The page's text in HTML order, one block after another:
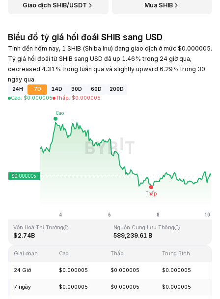
Giao dịch SHIB/USDT Mua SHIB
Biểu đồ tỷ giá hối đoái SHIB sang USD
Tính đến hôm nay, 1 SHIB (Shiba Inu) đang giao dịch ở mức $0.000005.
Tỷ giá hối đoái từ SHIB sang USD đã up 1.46% trong 24 giờ qua,
decreased 4.31% trong tuần qua và slightly upward 6.29% trong 30
ngày qua.
24H 7D 14D 30D 60D
200D
Cao: $0.000005 Thấp: $0.000005
Vốn Hoá Thị Trường
$2.74B
Nguồn Cung Lưu Thông
589,239.61 B
Giai đoạn Cao Thấp Trung Bình
24 Giờ $0.000005 $0.000005 $0.000005
7 ngày $0.000005 $0.000005 $0.000005